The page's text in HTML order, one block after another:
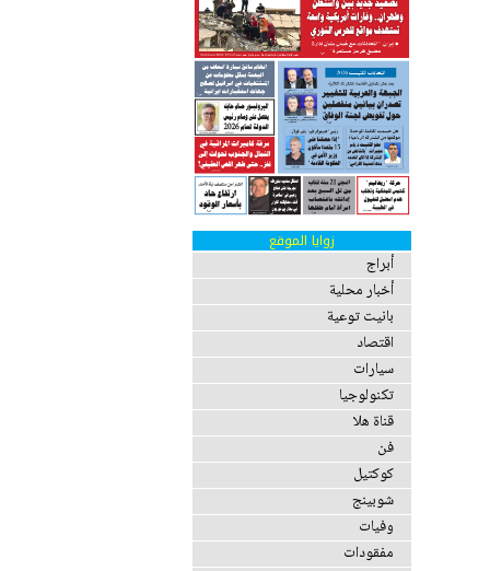
زوايا الموقع
أبراج
أخبار محلية
بانيت توعية
اقتصاد
سيارات
تكنولوجيا
قناة هلا
فن
كوكتيل
شوبينج
وفيات
مفقودات